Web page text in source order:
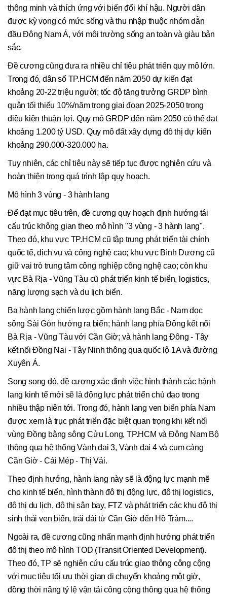
thông minh và thích ứng với biến đổi khí hậu. Người dân
được kỳ vọng có mức sống và thu nhập thuộc nhóm dẫn
đầu Đông Nam Á, với môi trường sống an toàn và giàu bản
sắc.
Đề cương cũng đưa ra nhiều chỉ tiêu phát triển quy mô lớn.
Trong đó, dân số TP.HCM đến năm 2050 dự kiến đạt
khoảng 20-22 triệu người; tốc độ tăng trưởng GRDP bình
quân tối thiểu 10%/năm trong giai đoạn 2025-2050 trong
điều kiện thuận lợi. Quy mô GRDP đến năm 2050 có thể đạt
khoảng 1.200 tỷ USD. Quy mô đất xây dựng đô thị dự kiến
khoảng 290.000-320.000 ha.
Tuy nhiên, các chỉ tiêu này sẽ tiếp tục được nghiên cứu và
hoàn thiện trong quá trình lập quy hoạch.
Mô hình 3 vùng - 3 hành lang
Để đạt mục tiêu trên, đề cương quy hoạch định hướng tái
cấu trúc không gian theo mô hình "3 vùng - 3 hành lang".
Theo đó, khu vực TP.HCM cũ tập trung phát triển tài chính
quốc tế, dịch vụ và công nghệ cao; khu vực Bình Dương cũ
giữ vai trò trung tâm công nghiệp công nghệ cao; còn khu
vực Bà Rịa - Vũng Tàu cũ phát triển kinh tế biển, logistics,
năng lượng sạch và du lịch biển.
Ba hành lang chiến lược gồm hành lang Bắc - Nam dọc
sông Sài Gòn hướng ra biển; hành lang phía Đông kết nối
Bà Rịa - Vũng Tàu với Cần Giờ; và hành lang Đông - Tây
kết nối Đồng Nai - Tây Ninh thông qua quốc lộ 1A và đường
Xuyên Á.
Song song đó, đề cương xác định việc hình thành các hành
lang kinh tế mới sẽ là động lực phát triển chủ đạo trong
nhiều thập niên tới. Trong đó, hành lang ven biển phía Nam
được xem là trục phát triển đặc biệt quan trọng khi kết nối
vùng Đồng bằng sông Cửu Long, TP.HCM và Đông Nam Bộ
thông qua hệ thống Vành đai 3, Vành đai 4 và cụm cảng
Cần Giờ - Cái Mép - Thị Vải.
Theo định hướng, hành lang này sẽ là động lực mạnh mẽ
cho kinh tế biển, hình thành đô thị động lực, đô thị logistics,
đô thị du lịch, đô thị sân bay, FTZ và phát triển các khu đô thị
sinh thái ven biển, trải dài từ Cần Giờ đến Hồ Tràm....
Ngoài ra, đề cương cũng nhấn mạnh định hướng phát triển
đô thị theo mô hình TOD (Transit Oriented Development).
Theo đó, TP sẽ nghiên cứu cấu trúc giao thông công cộng
với mục tiêu tối ưu thời gian di chuyển khoảng một giờ,
đồng thời nâng tỷ lệ vận tải công cộng thông qua hệ thống